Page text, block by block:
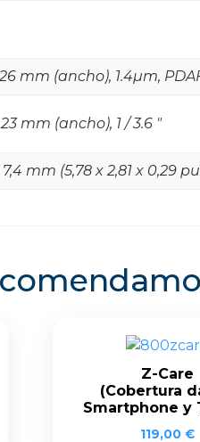
26 mm (ancho), 1.4µm,
23 mm (ancho), 1 / 3.6 "
7,4 mm (5,78 x 2,81 x 0,29
Z-Care
(Cobertura
Smartphone y
119,00 €